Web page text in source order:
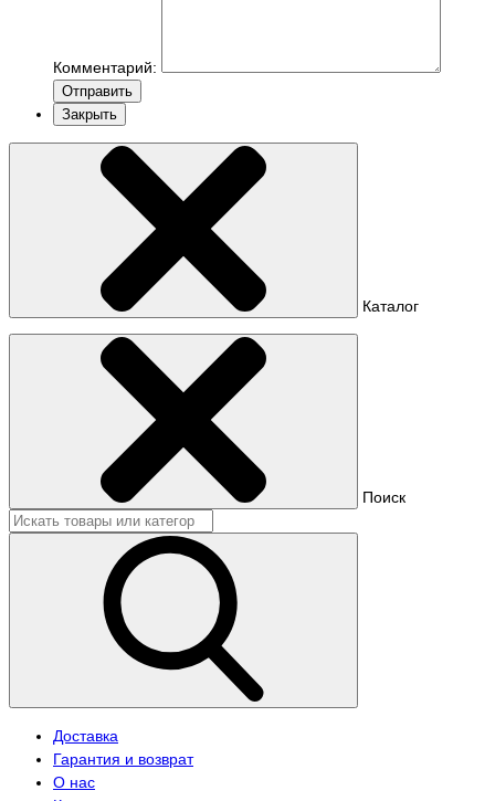
Комментарий:
Отправить
Закрыть
Каталог
Поиск
Доставка
Гарантия и возврат
О нас